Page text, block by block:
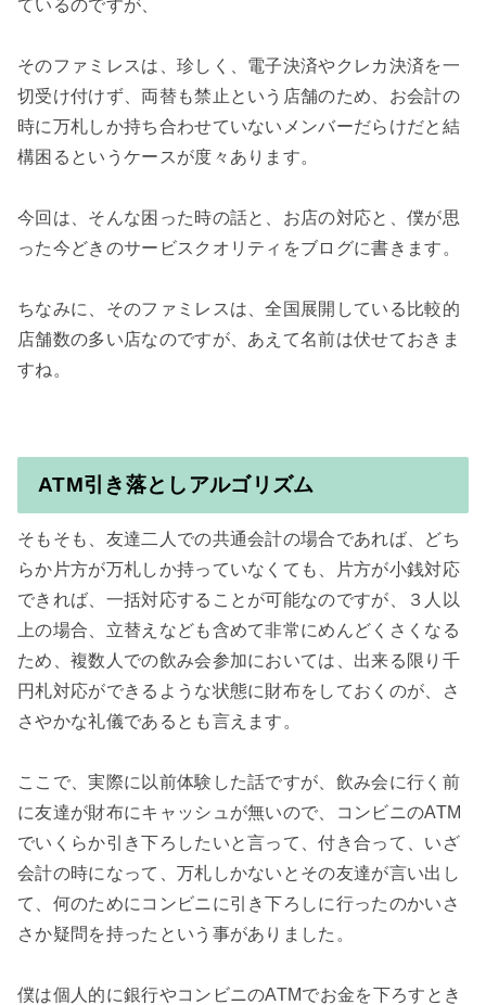
ているのですが、
そのファミレスは、珍しく、電子決済やクレカ決済を一
切受け付けず、両替も禁止という店舗のため、お会計の
時に万札しか持ち合わせていないメンバーだらけだと結
構困るというケースが度々あります。
今回は、そんな困った時の話と、お店の対応と、僕が思
った今どきのサービスクオリティをブログに書きます。
ちなみに、そのファミレスは、全国展開している比較的
店舗数の多い店なのですが、あえて名前は伏せておきま
すね。
ATM引き落としアルゴリズム
そもそも、友達二人での共通会計の場合であれば、どち
らか片方が万札しか持っていなくても、片方が小銭対応
できれば、一括対応することが可能なのですが、３人以
上の場合、立替えなども含めて非常にめんどくさくなる
ため、複数人での飲み会参加においては、出来る限り千
円札対応ができるような状態に財布をしておくのが、さ
さやかな礼儀であるとも言えます。
ここで、実際に以前体験した話ですが、飲み会に行く前
に友達が財布にキャッシュが無いので、コンビニのATM
でいくらか引き下ろしたいと言って、付き合って、いざ
会計の時になって、万札しかないとその友達が言い出し
て、何のためにコンビニに引き下ろしに行ったのかいさ
さか疑問を持ったという事がありました。
僕は個人的に銀行やコンビニのATMでお金を下ろすとき